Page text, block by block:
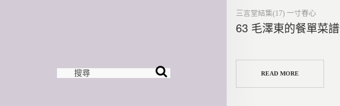
Posted
三言堂結集(17) 一寸春心
63 毛澤東的餐單菜譜
READ MORE